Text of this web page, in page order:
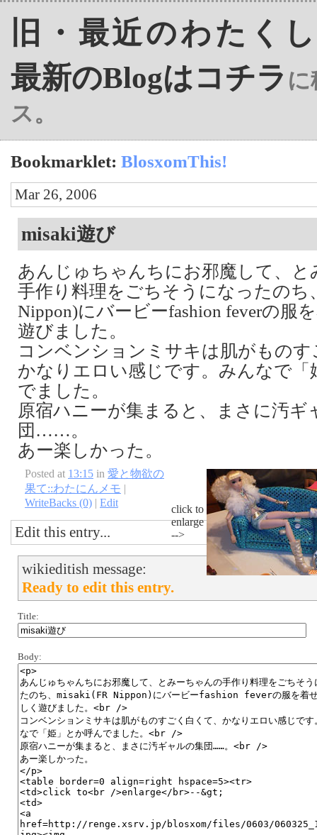
旧・最近のわたく
最新のBlogはコチラ
ス。
Bookmarklet: BlosxomThis!
Mar 26, 2006
misaki遊び
あんじゅちゃんちにお邪魔して、と
手作り料理をごちそうになったのち
Nippon)にバービーfashion feverの服
遊びました。
コンベンションミサキは肌がもの
かなりエロい感じです。みんなで「
でました。
原宿ハニーが集まると、まさに汚ギ
団……。
あー楽しかった。
click to
enlarge
-->
Posted at 13:15 in 愛と物欲の
果て::わたにんメモ |
WriteBacks (0) | Edit
Edit this entry...
wikieditish message:
Ready to edit this entry.
Title:
Body: